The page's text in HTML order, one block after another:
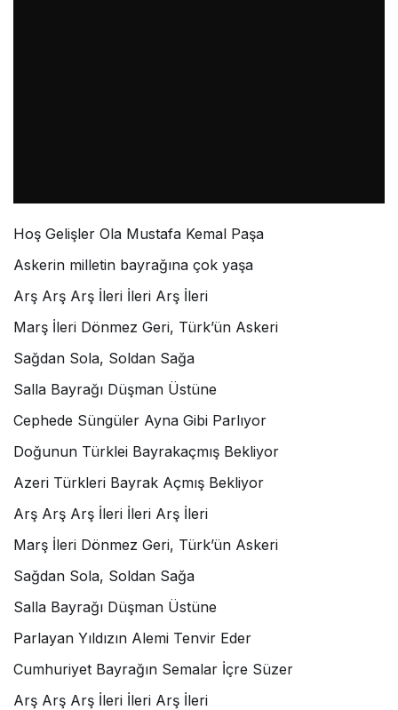
Hoş Gelişler Ola Mustafa Kemal Paşa
Askerin milletin bayrağına çok yaşa
Arş Arş Arş İleri İleri Arş İleri
Marş İleri Dönmez Geri, Türk’ün Askeri
Sağdan Sola, Soldan Sağa
Salla Bayrağı Düşman Üstüne
Cephede Süngüler Ayna Gibi Parlıyor
Doğunun Türklei Bayrakaçmış Bekliyor
Azeri Türkleri Bayrak Açmış Bekliyor
Arş Arş Arş İleri İleri Arş İleri
Marş İleri Dönmez Geri, Türk’ün Askeri
Sağdan Sola, Soldan Sağa
Salla Bayrağı Düşman Üstüne
Parlayan Yıldızın Alemi Tenvir Eder
Cumhuriyet Bayrağın Semalar İçre Süzer
Arş Arş Arş İleri İleri Arş İleri